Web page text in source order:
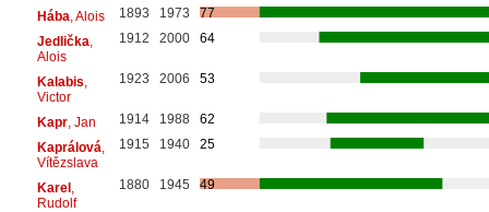
Hába , Alois 1893 1973
77
Jedlička
Alois
1912 2000 64
Kalabis
Victor
1923 2006 53
Kapr, Jan 1914 1988
62
Kaprálová
Vítězslava
1915 1940 25
Karel,
Rudolf
1880 1945 49